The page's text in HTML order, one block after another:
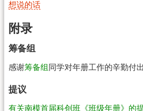
想说的话
附录
筹备组
感谢筹备组 同学对年册工作的辛勤付出
提议
有关南模首届科创班《班级年册》的